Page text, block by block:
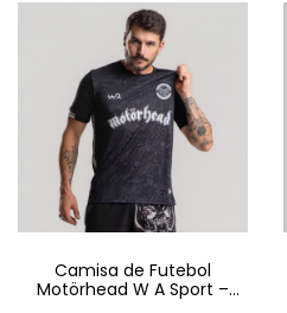
Camisa de Futebol
Motörhead W A Sport –